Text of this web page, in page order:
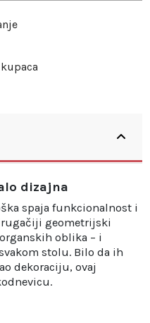
dizajna
spaja funkcionalnost i
geometrijski
oblika – i
stolu. Bilo da ih
dekoraciju, ovaj